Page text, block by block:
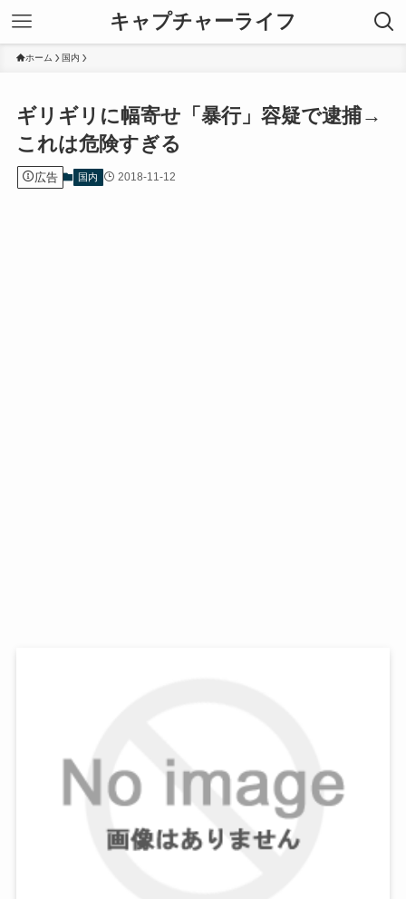
キャプチャーライフ
ホーム 国内
ギリギリに幅寄せ「暴行」容疑で逮捕→
これは危険すぎる
広告 国内 2018-11-12